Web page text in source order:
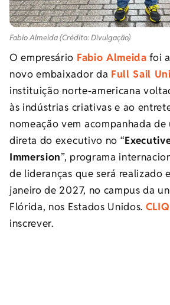
Fabio Almeida (Crédito: Divulgação)
O empresário Fabio Almeida foi
novo embaixador da Full Sail
instituição norte-americana
às indústrias criativas e ao
nomeação vem acompanhada
direta do executivo no “
Immersion”, programa
de lideranças que será realizado
janeiro de 2027, no campus da
Flórida, nos Estados Unidos.
inscrever.